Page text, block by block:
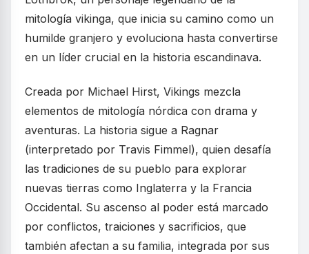
mitología vikinga, que inicia su camino como un
humilde granjero y evoluciona hasta convertirse
en un líder crucial en la historia escandinava.
Creada por Michael Hirst, Vikings mezcla
elementos de mitología nórdica con drama y
aventuras. La historia sigue a Ragnar
(interpretado por Travis Fimmel), quien desafía
las tradiciones de su pueblo para explorar
nuevas tierras como Inglaterra y la Francia
Occidental. Su ascenso al poder está marcado
por conflictos, traiciones y sacrificios, que
también afectan a su familia, integrada por sus